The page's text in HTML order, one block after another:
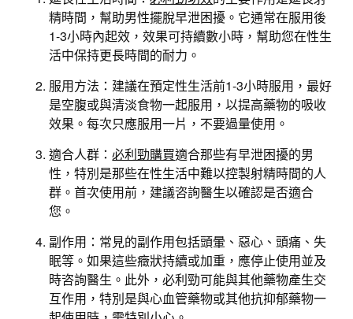
精時間，幫助男性擺脫早泄困擾。它通常在服用後
1-3小時內起效，效果可持續數小時，幫助您在性生
活中保持更長時間的耐力。
服用方法：建議在預定性生活前1-3小時服用，最好
是空腹或與清淡食物一起服用，以提高藥物的吸收
效果。每次只應服用一片，不要過量使用。
適合人群：必利勁購買適合那些有早泄困擾的男
性，特別是那些在性生活中難以控製射精時間的人
群。首次使用前，建議咨詢醫生以確認是否適合
您。
副作用：常見的副作用包括頭暈、惡心、頭痛、失
眠等。如果這些癥狀持續或加重，應停止使用並及
時咨詢醫生。此外，必利勁可能與其他藥物產生交
互作用，特別是與心血管藥物或其他抗抑郁藥物一